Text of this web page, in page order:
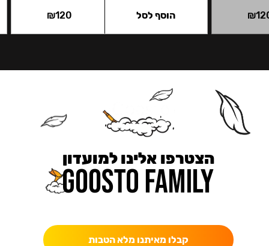
₪
₪120 הוסף לסל
הצטרפו אלינו למועדון
קבלו מאיתנו מלא הטבות